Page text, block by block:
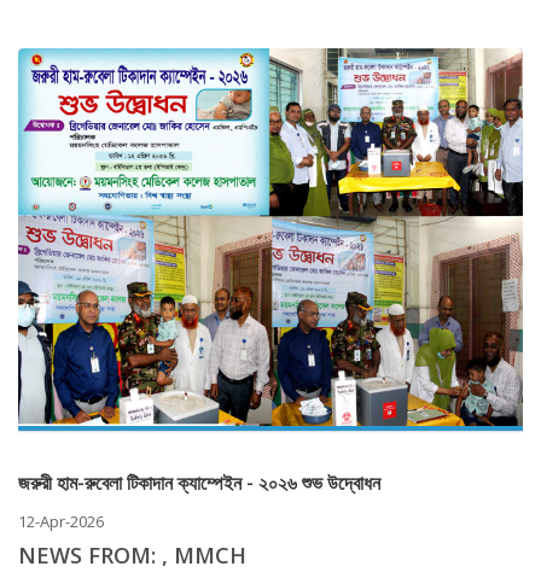
জরুরী হাম-রুবেলা টিকাদান ক্যাম্পেইন - ২০২৬ শুভ উদ্বোধন
12-Apr-2026
NEWS FROM: , MMCH